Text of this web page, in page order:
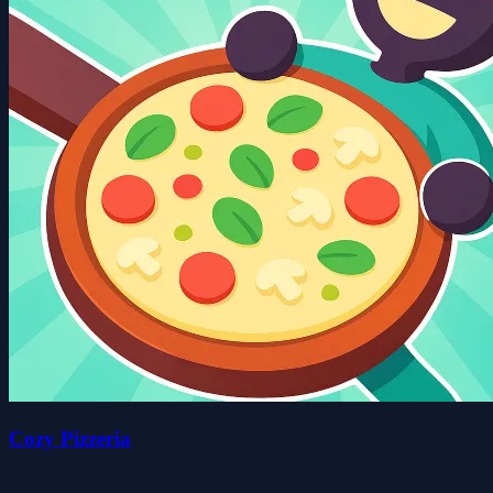
Cozy Pizzeria